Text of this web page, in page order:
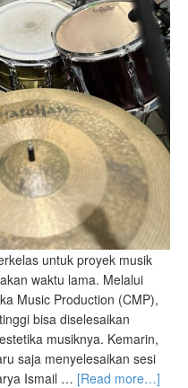
untuk proyek musik
waktu lama. Melalui
Music Production (CMP),
bisa diselesaikan
musiknya. Kemarin,
saja menyelesaikan sesi
Ismail … [Read more…]